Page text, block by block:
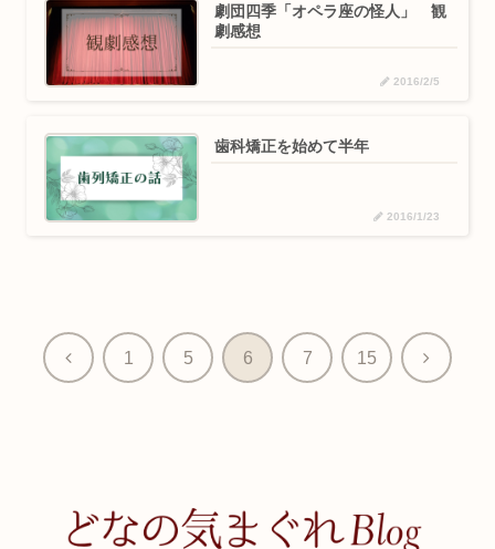
劇団四季「オペラ座の怪人」 観
劇感想
2016/2/5
歯科矯正を始めて半年
2016/1/23
前 1 5 6 7 15 次